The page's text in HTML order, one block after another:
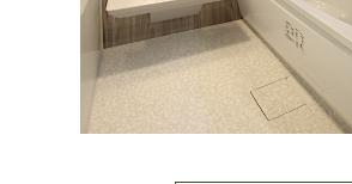
お問い合わせ